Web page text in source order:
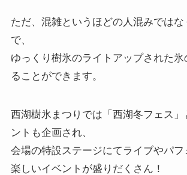
ただ、混雑というほどの人混みではな
で、
ゆっくり樹氷のライトアップされた
ることができます。
西湖樹氷まつりでは「西湖冬フェス
ントも企画され、
会場の特設ステージにてライブやパ
楽しいイベントが盛りだくさん！